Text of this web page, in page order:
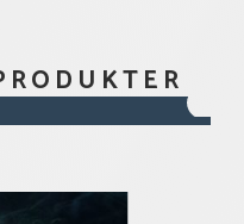
norr
mängd